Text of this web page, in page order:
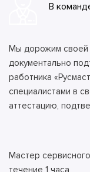
В
Мы дорожим своей
документально
работника
специалистами в
аттестацию,
Мастер
течение 1 часа